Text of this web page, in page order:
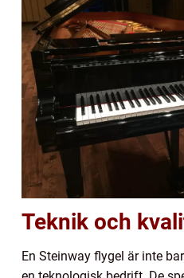
Teknik och
En Steinway flygel är inte